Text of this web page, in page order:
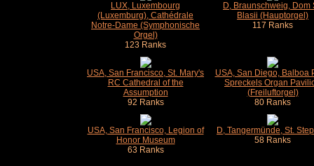
LUX, Luxembourg
(Luxemburg), Cathédrale
Notre-Dame (Symphonische
Orgel)
123 Ranks
D, Braunschweig, Dom
Blasii (Hauptorgel)
117 Ranks
USA, San Francisco, St. Mary's
RC Cathedral of the
Assumption
92 Ranks
USA, San Diego, Balboa
Spreckels Organ
(Freiluftorgel)
80 Ranks
USA, San Francisco, Legion of
Honor Museum
63 Ranks
D, Tangermünde, St.
58 Ranks